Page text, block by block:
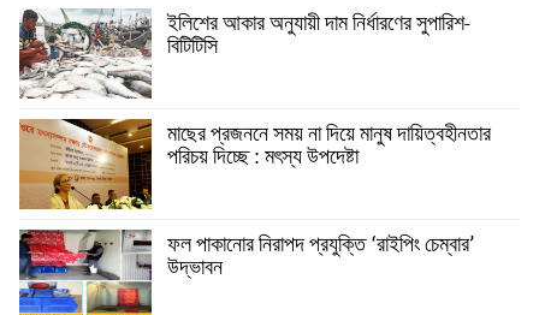
ইলিশের আকার অনুযায়ী দাম নির্ধারণের সুপারিশ-
বিটিটিসি
মাছের প্রজননে সময় না দিয়ে মানুষ দায়িত্বহীনতার
পরিচয় দিচ্ছে : মৎস্য উপদেষ্টা
ফল পাকানোর নিরাপদ প্রযুক্তি ‘রাইপিং চেম্বার’
উদ্ভাবন